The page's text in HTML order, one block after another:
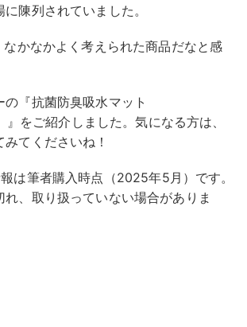
陳列されていました。
かなかよく考えられた商品だなと感
『抗菌防臭吸水マット
をご紹介しました。気になる方は、
てくださいね！
は筆者購入時点（2025年5月）です。
れ、取り扱っていない場合がありま